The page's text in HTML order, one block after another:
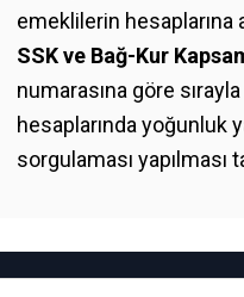
emeklilerin hesaplarına
SSK ve Bağ-Kur
numarasına göre
hesaplarında yoğunluk
sorgulaması yapılması